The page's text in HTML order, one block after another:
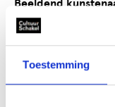
Toestemming
Beeldend
disciplines
werk.
Het atelier is
kunstwerken en is